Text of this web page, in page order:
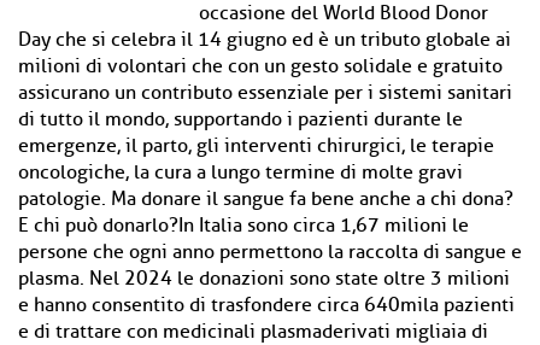
occasione del World Blood Donor
Day che si celebra il 14 giugno ed è un tributo globale ai
milioni di volontari che con un gesto solidale e gratuito
assicurano un contributo essenziale per i sistemi sanitari
di tutto il mondo, supportando i pazienti durante le
emergenze, il parto, gli interventi chirurgici, le terapie
oncologiche, la cura a lungo termine di molte gravi
patologie. Ma donare il sangue fa bene anche a chi dona?
E chi può donarlo?In Italia sono circa 1,67 milioni le
persone che ogni anno permettono la raccolta di sangue e
plasma. Nel 2024 le donazioni sono state oltre 3 milioni
e hanno consentito di trasfondere circa 640mila pazienti
e di trattare con medicinali plasmaderivati migliaia di